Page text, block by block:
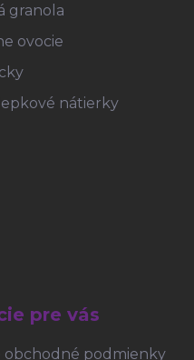
granola
ovocie
nátierky
pre vás
obchodné podmienky